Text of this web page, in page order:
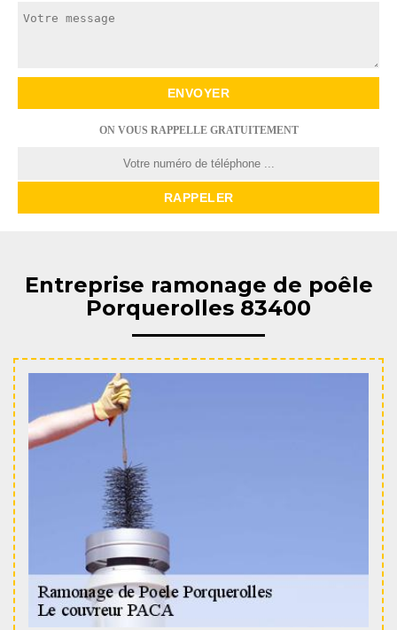
ON VOUS RAPPELLE GRATUITEMENT
Entreprise ramonage de poêle
Porquerolles 83400